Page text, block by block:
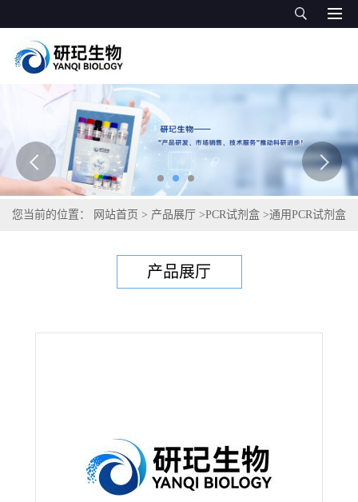
您当前的位置： 网站首页 > 产品展厅 >PCR试剂盒 >通用PCR试剂盒
产品展厅